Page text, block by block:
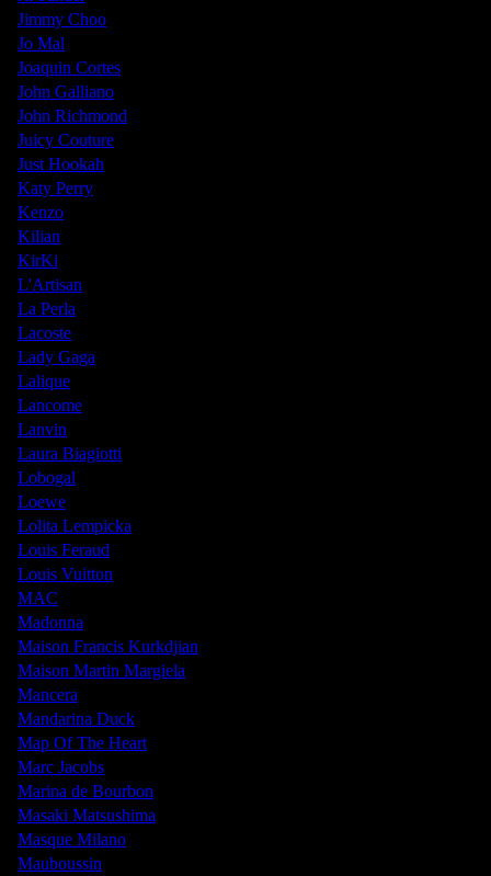
Jimmy Choo
Jo Mal
Joaquin Cortes
John Galliano
John Richmond
Juicy Couture
Just Hookah
Katy Perry
Kenzo
Kilian
KirKi
L'Artisan
La Perla
Lacoste
Lady Gaga
Lalique
Lancome
Lanvin
Laura Biagiotti
Lobogal
Loewe
Lolita Lempicka
Louis Feraud
Louis Vuitton
MAC
Madonna
Maison Francis Kurkdjian
Maison Martin Margiela
Mancera
Mandarina Duck
Map Of The Heart
Marc Jacobs
Marina de Bourbon
Masaki Matsushima
Masque Milano
Mauboussin